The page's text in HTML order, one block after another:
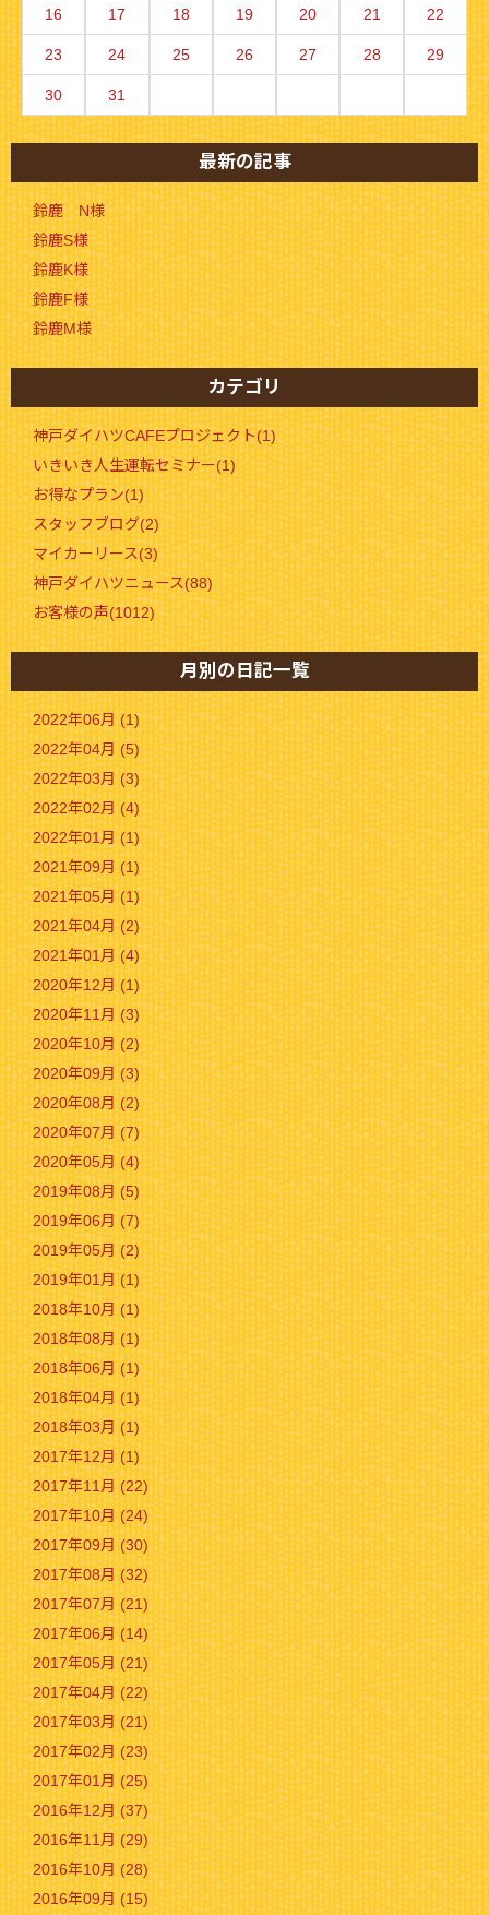
16 17 18 19 20 21 22
23 24 25 26 27 28 29
30 31
最新の記事
鈴鹿 N様
鈴鹿S様
鈴鹿K様
鈴鹿F様
鈴鹿M様
カテゴリ
神戸ダイハツCAFEプロジェクト(1)
いきいき人生運転セミナー(1)
お得なプラン(1)
スタッフブログ(2)
マイカーリース(3)
神戸ダイハツニュース(88)
お客様の声(1012)
月別の日記一覧
2022年06月 (1)
2022年04月 (5)
2022年03月 (3)
2022年02月 (4)
2022年01月 (1)
2021年09月 (1)
2021年05月 (1)
2021年04月 (2)
2021年01月 (4)
2020年12月 (1)
2020年11月 (3)
2020年10月 (2)
2020年09月 (3)
2020年08月 (2)
2020年07月 (7)
2020年05月 (4)
2019年08月 (5)
2019年06月 (7)
2019年05月 (2)
2019年01月 (1)
2018年10月 (1)
2018年08月 (1)
2018年06月 (1)
2018年04月 (1)
2018年03月 (1)
2017年12月 (1)
2017年11月 (22)
2017年10月 (24)
2017年09月 (30)
2017年08月 (32)
2017年07月 (21)
2017年06月 (14)
2017年05月 (21)
2017年04月 (22)
2017年03月 (21)
2017年02月 (23)
2017年01月 (25)
2016年12月 (37)
2016年11月 (29)
2016年10月 (28)
2016年09月 (15)